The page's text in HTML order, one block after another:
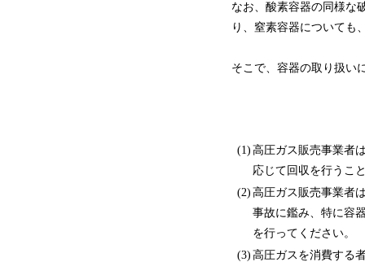
なお、酸素容器の同様な
り、窒素容器についても
そこで、容器の取り扱い
(1) 高圧ガス販売事業者
応じて回収を行うこ
(2) 高圧ガス販売事業者
事故に鑑み、特に容
を行ってください。
(3) 高圧ガスを消費する